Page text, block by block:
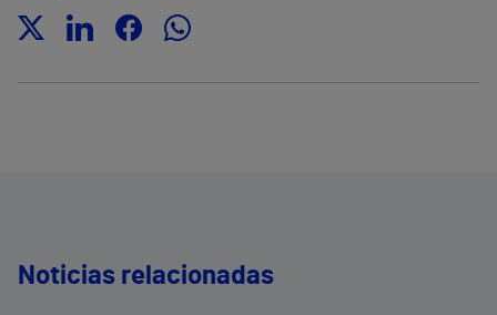
Noticias relacionadas